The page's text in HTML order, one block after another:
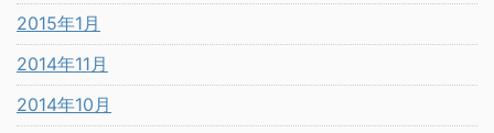
2015年1月
2014年11月
2014年10月